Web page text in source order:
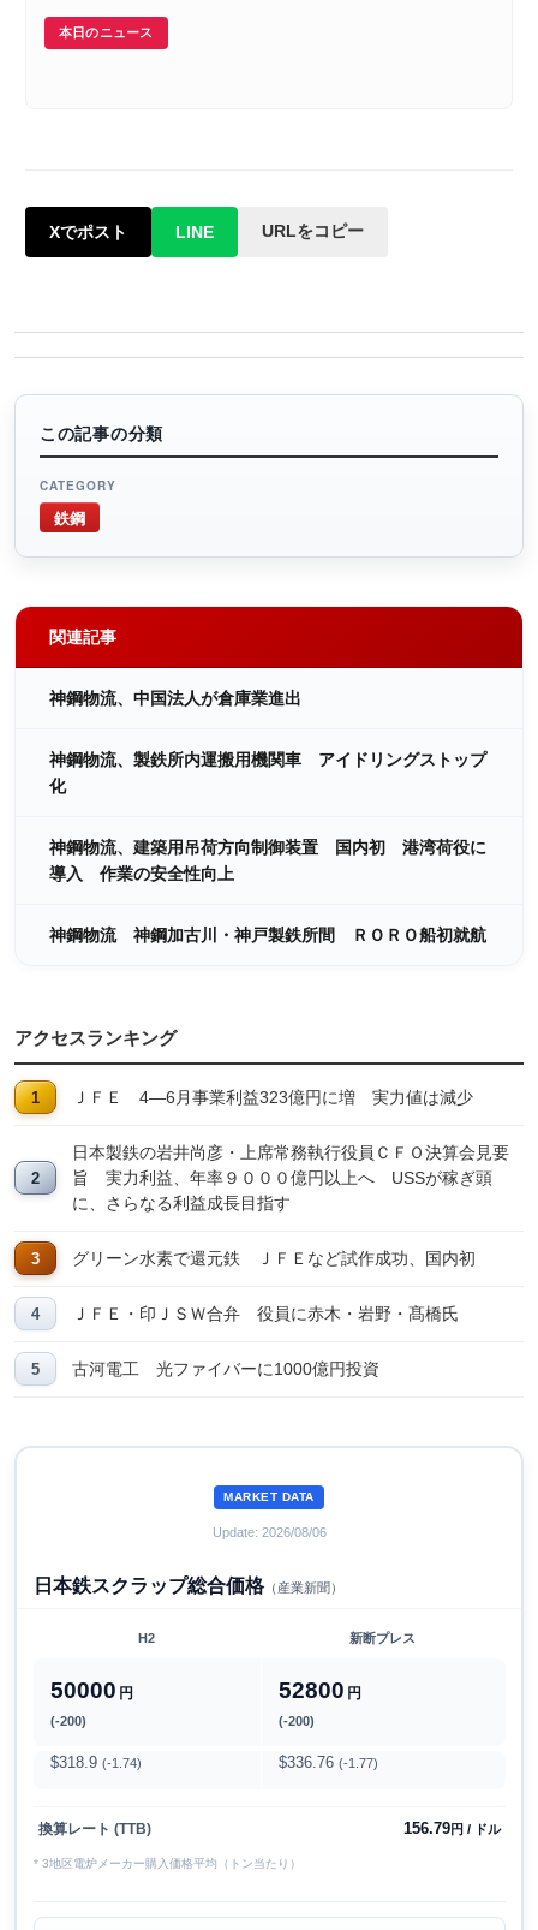
本日のニュース
Xでポスト LINE URLをコピー
この記事の分類
CATEGORY
鉄鋼
関連記事
神鋼物流、中国法人が倉庫業進出
神鋼物流、製鉄所内運搬用機関車 アイドリングストップ
化
神鋼物流、建築用吊荷方向制御装置 国内初 港湾荷役に
導入 作業の安全性向上
神鋼物流 神鋼加古川・神戸製鉄所間 ＲＯＲＯ船初就航
アクセスランキング
ＪＦＥ 4―6月事業利益323億円に増 実力値は減少
日本製鉄の岩井尚彦・上席常務執行役員ＣＦＯ決算会見要
旨 実力利益、年率９０００億円以上へ USSが稼ぎ頭
に、さらなる利益成長目指す
グリーン水素で還元鉄 ＪＦＥなど試作成功、国内初
ＪＦＥ・印ＪＳＷ合弁 役員に赤木・岩野・髙橋氏
古河電工 光ファイバーに1000億円投資
MARKET DATA
Update: 2026/08/06
日本鉄スクラップ総合価格（産業新聞）
H2 新断プレス
50000 円
(-200)
52800 円
(-200)
$318.9 (-1.74) $336.76 (-1.77)
換算レート (TTB) 156.79円 / ドル
* 3地区電炉メーカー購入価格平均（トン当たり）